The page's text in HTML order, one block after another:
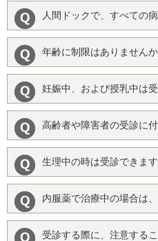
人間ドックで、すべての
年齢に制限はありませんか
妊娠中、および授乳中は
高齢者や障害者の受診に
生理中の時は受診できま
内服薬で治療中の場合は
受診する際に、注意する